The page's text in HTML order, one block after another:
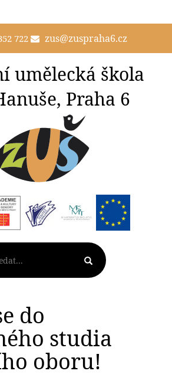
722 zus@zuspraha6.cz
umělecká škola
Praha 6
do
studia
oboru!